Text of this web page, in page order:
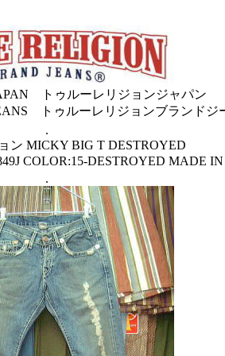
トゥルーレリジョンジャパン
トゥルーレリジョンブランドジ
.
ン MICKY BIG T DESTROYED
COLOR:15-DESTROYED MADE
.